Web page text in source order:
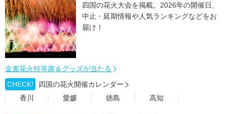
四国の花火大会を掲載。2026年の開催日、
中止・延期情報や人気ランキングなどをお
届け！
金麦花火特等席＆グッズが当たる
CHECK!
四国の花火開催カレンダー
香川
愛媛 徳島 高知